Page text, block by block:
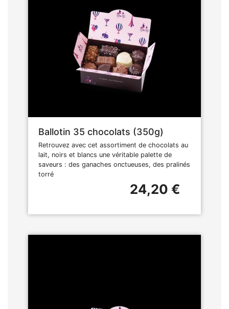
Ballotin 35 chocolats (350g)
Retrouvez avec cet assortiment de chocolats au
lait, noirs et blancs une véritable palette de
saveurs : des ganaches onctueuses, des pralinés
torré
24,20 €